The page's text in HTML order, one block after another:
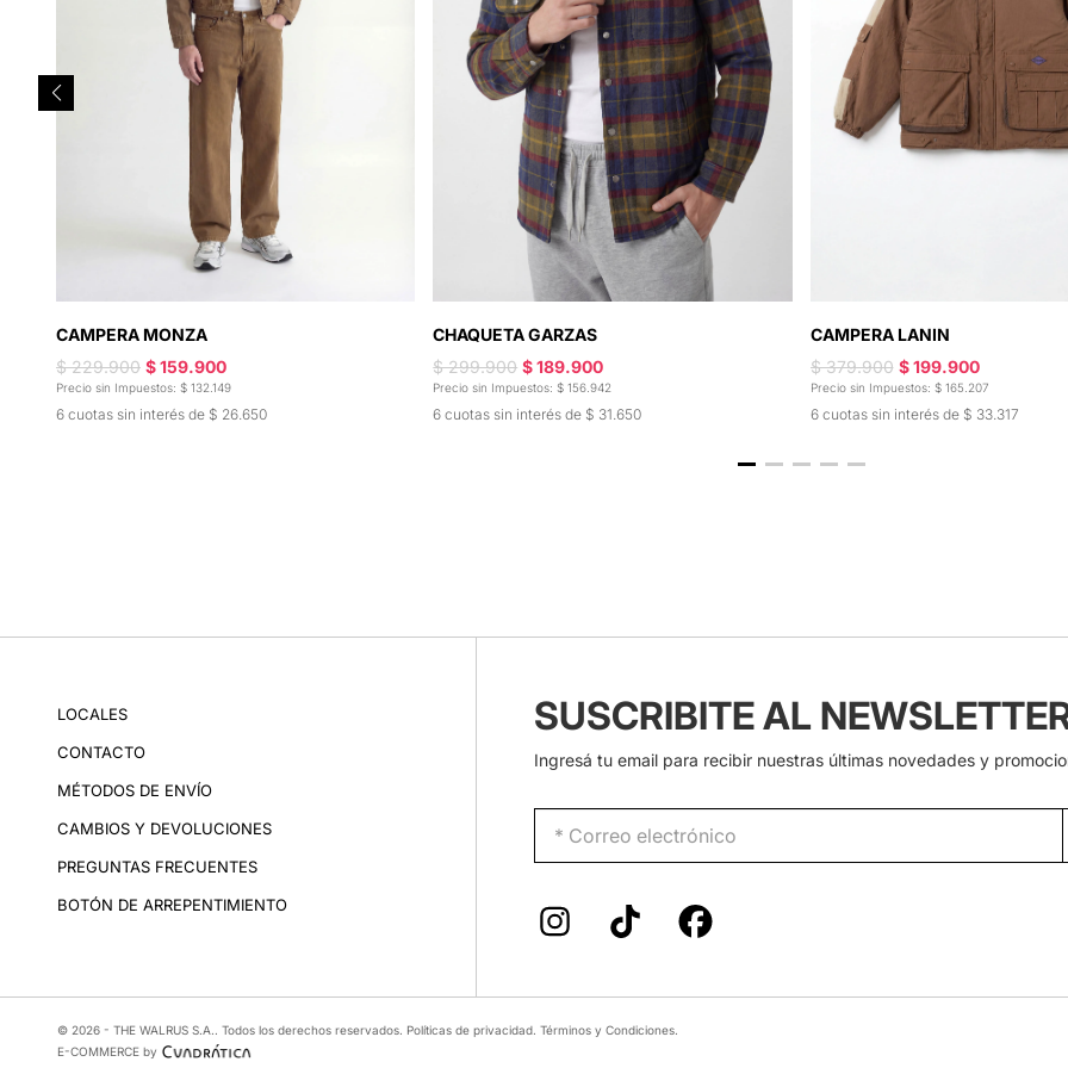
CAMPERA MONZA
$ 229.900 $ 159.900
Precio sin Impuestos: $ 132.149
6 cuotas sin interés de $ 26.650
CHAQUETA GARZAS
$ 299.900 $ 189.900
Precio sin Impuestos: $ 156.942
6 cuotas sin interés de $ 31.650
CAMPERA LANIN
$ 379.900 $ 199.900
Precio sin Impuestos: $ 165.207
6 cuotas sin interés de $ 33.317
LOCALES
CONTACTO
MÉTODOS DE ENVÍO
CAMBIOS Y DEVOLUCIONES
PREGUNTAS FRECUENTES
BOTÓN DE ARREPENTIMIENTO
SUSCRIBITE AL
Ingresá tu email para recibir nuestras últimas novedades y
© 2026 - THE WALRUS S.A.. Todos los derechos reservados. Políticas de privacidad Términos y Condiciones
E-COMMERCE by